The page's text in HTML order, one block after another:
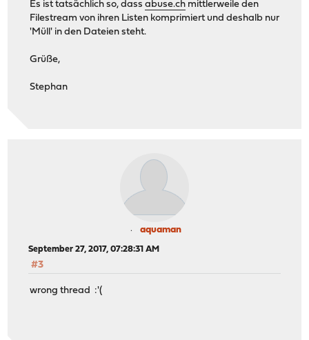
Es ist tatsächlich so, dassabuse.ch mittlerweile den
Filestream von ihren Listen komprimiert und deshalb nur
'Müll' in den Dateien steht.
Grüße,
Stephan
aquaman
September 27, 2017, 07:28:31 AM
#3
wrong thread :'(